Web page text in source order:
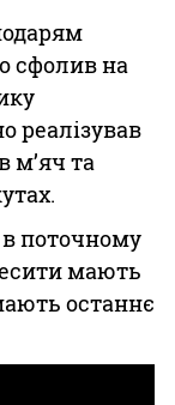
сфолив на
реалізував
м’яч та
поточному
мають
останнє